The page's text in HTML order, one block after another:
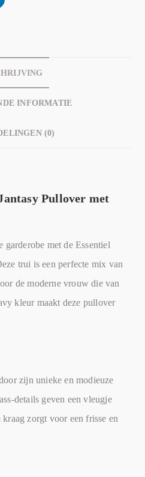
INFORMATIE
(0)
Pullover met
met de Essentiel
trui is een perfecte mix van
de moderne vrouw die van
kleur maakt deze pullover
zijn unieke en modieuze
details geven een vleugje
zorgt voor een frisse en